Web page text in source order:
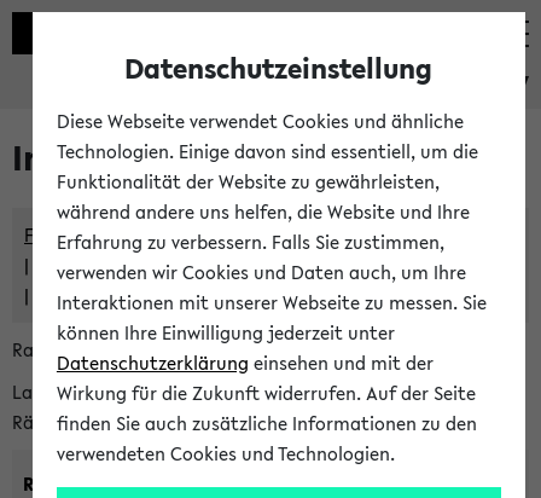
eKVV
Im eKVV verwaltete Räume
Freie Räume und Veranstaltungsüberschneidungen
Raumüberschneidungen
Hinweise der zentralen Raumvergabe
Raumanfragen:
raumvergabe@uni-bielefeld.de
Lassen Sie sich alle Räume anzeigen oder suchen Sie nach
Räumen mit bestimmten Eigenschaften:
Raumkriterien:
Datenschutzeinstellung
Diese Webseite verwendet Cookies und ähnliche
Technologien. Einige davon sind essentiell, um die
Funktionalität der Website zu gewährleisten,
während andere uns helfen, die Website und Ihre
Erfahrung zu verbessern. Falls Sie zustimmen,
verwenden wir Cookies und Daten auch, um Ihre
Interaktionen mit unserer Webseite zu messen. Sie
können Ihre Einwilligung jederzeit unter
Datenschutzerklärung einsehen und mit der
Wirkung für die Zukunft widerrufen. Auf der Seite
finden Sie auch zusätzliche Informationen zu den
verwendeten Cookies und Technologien.